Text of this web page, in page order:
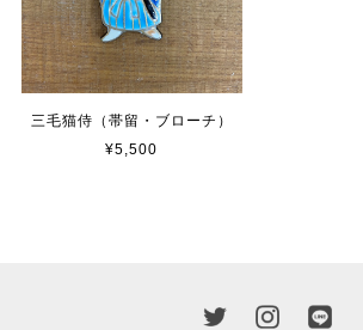
三毛猫侍（帯留・ブローチ）
¥5,500